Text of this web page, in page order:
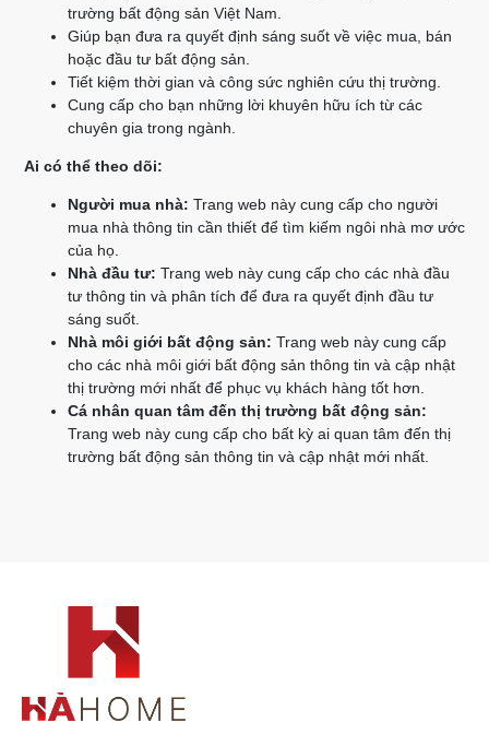
trường bất động sản Việt Nam.
Giúp bạn đưa ra quyết định sáng suốt về việc mua, bán
hoặc đầu tư bất động sản.
Tiết kiệm thời gian và công sức nghiên cứu thị trường.
Cung cấp cho bạn những lời khuyên hữu ích từ các
chuyên gia trong ngành.
Ai có thể theo dõi:
Người mua nhà: Trang web này cung cấp cho người
mua nhà thông tin cần thiết để tìm kiếm ngôi nhà mơ ước
của họ.
Nhà đầu tư: Trang web này cung cấp cho các nhà đầu
tư thông tin và phân tích để đưa ra quyết định đầu tư
sáng suốt.
Nhà môi giới bất động sản: Trang web này cung cấp
cho các nhà môi giới bất động sản thông tin và cập nhật
thị trường mới nhất để phục vụ khách hàng tốt hơn.
Cá nhân quan tâm đến thị trường bất động sản:
Trang web này cung cấp cho bất kỳ ai quan tâm đến thị
trường bất động sản thông tin và cập nhật mới nhất.